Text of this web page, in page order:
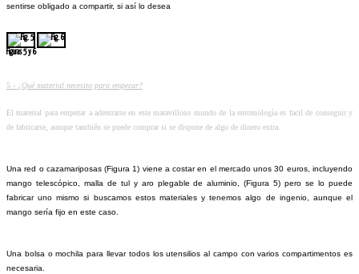
sentirse obligado a compartir, si así lo desea
Figuras 5 y 6
5 - ¿Qué material necesito para empezar?
El material para empezar a adentrarse en este maravilloso mundo de la entomología es facil de conseguir y
de fabricarse, aunque también se puede comprar si se dispone de algo de dinero extra.
Una red o cazamariposas (Figura 1) viene a costar en el mercado unos 30 euros, incluyendo
mango telescópico, malla de tul y aro plegable de aluminio, (Figura 5) pero se lo puede
fabricar uno mismo si buscamos estos materiales y tenemos algo de ingenio, aunque el
mango sería fijo en este caso.
Una bolsa o mochila para llevar todos los utensilios al campo con varios compartimentos es
necesaria.